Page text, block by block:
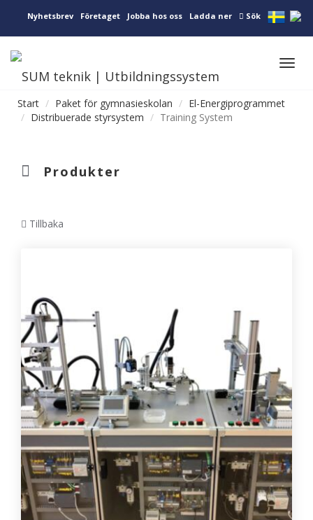
Nyhetsbrev Företaget Jobba hos oss Ladda ner Sök
Start
Paket för gymnasieskolan
El-Energiprogrammet
Distribuerade styrsystem
Training System
Produkter
Tillbaka